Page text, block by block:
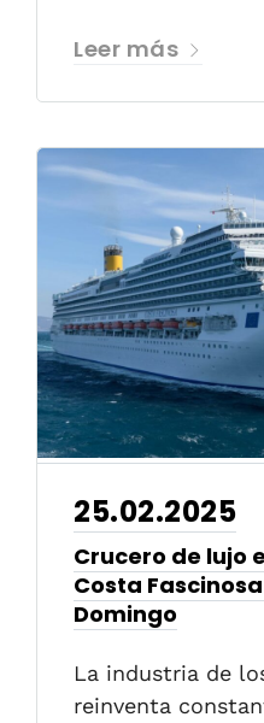
Leer más
25.02.2025
Crucero de lujo
Costa
Domingo
La industria de
reinventa